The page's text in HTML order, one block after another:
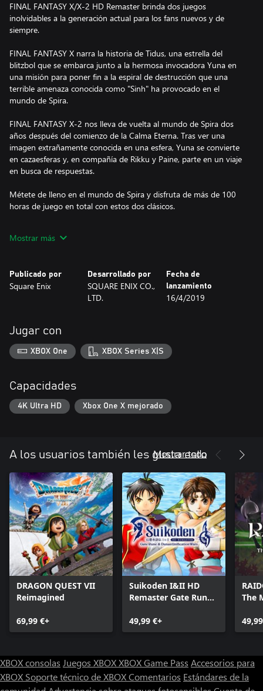
FINAL FANTASY X/X-2 HD Remaster brinda dos juegos
inolvidables a la generación actual para los fans nuevos y de
siempre.
FINAL FANTASY X narra la historia de Tidus, una estrella del
blitzbol que se embarca junto a la hermosa invocadora Yuna en
una misión para poner fin a la espiral de destrucción que una
terrible amenaza conocida como "Sinh" ha provocado en el
mundo de Spira.
FINAL FANTASY X-2 nos lleva de vuelta al mundo de Spira dos
años después del comienzo de la Calma Eterna. Tras ver una
imagen extrañamente conocida en una esfera, Yuna se convierte
en cazaesferas y, en compañía de Rikku y Paine, parte en un viaje
en busca de respuestas.
Métete de lleno en el mundo de Spira y disfruta de más de 100
horas de juego en total con estos dos clásicos.
mejoradas en alta definición para disfrutar de estos juegos
clásicos con unos gráficos impresionantes.
- Personaliza tu experiencia cambiando entre la nueva banda
sonora retocada o la música original del juego.
Más de 100 horas de juego:
con más de 100 horas de juego en total.
Mostrar más
Publicado por
Square Enix
Desarrollado por
SQUARE ENIX CO.,
LTD.
Fecha de
lanzamiento
16/4/2019
Jugar con
XBOX One XBOX Series X|S
Capacidades
4K Ultra HD Xbox One X mejorado
A los usuarios también les gusta esto
Mostrar todo
DRAGON QUEST VII
Reimagined
69,99 €+
Suikoden I&II HD
Remaster Gate Rune
Unification Wars
49,99 €+
The
XBOX consolas Juegos XBOXXBOX Game Pass Accesorios para
XBOX Soporte técnico de XBOXComentarios Estándares de la